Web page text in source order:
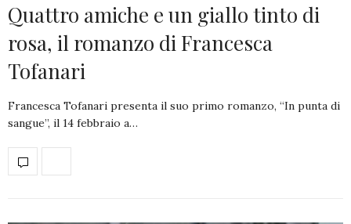
Quattro amiche e un giallo tinto di
rosa, il romanzo di Francesca
Tofanari
Francesca Tofanari presenta il suo primo romanzo, “In punta di
sangue”, il 14 febbraio a…